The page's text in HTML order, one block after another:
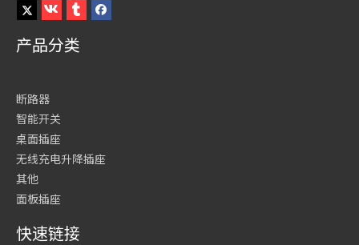
产品分类
断路器
智能开关
桌面插座
无线充电升降插座
其他
面板插座
快速链接